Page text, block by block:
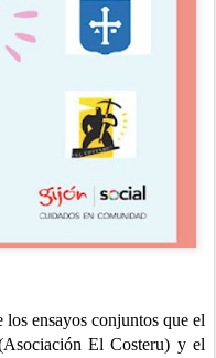
ensayos conjuntos que el
El Costeru) y el